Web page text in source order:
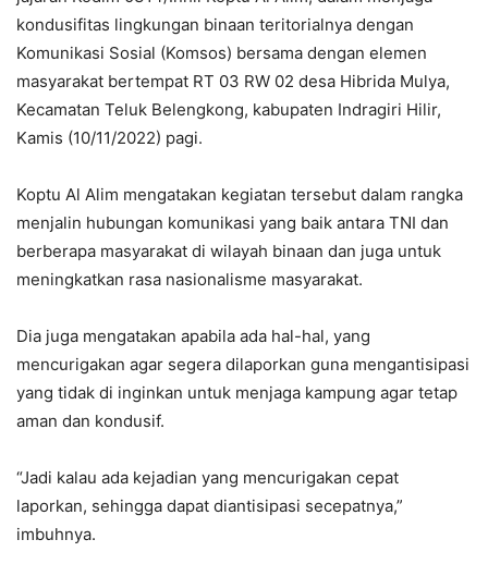
kondusifitas lingkungan binaan teritorialnya dengan
Komunikasi Sosial (Komsos) bersama dengan elemen
masyarakat bertempat RT 03 RW 02 desa Hibrida Mulya,
Kecamatan Teluk Belengkong, kabupaten Indragiri Hilir,
Kamis (10/11/2022) pagi.
Koptu Al Alim mengatakan kegiatan tersebut dalam rangka
menjalin hubungan komunikasi yang baik antara TNI dan
berberapa masyarakat di wilayah binaan dan juga untuk
meningkatkan rasa nasionalisme masyarakat.
Dia juga mengatakan apabila ada hal-hal, yang
mencurigakan agar segera dilaporkan guna mengantisipasi
yang tidak di inginkan untuk menjaga kampung agar tetap
aman dan kondusif.
“Jadi kalau ada kejadian yang mencurigakan cepat
laporkan, sehingga dapat diantisipasi secepatnya,”
imbuhnya.